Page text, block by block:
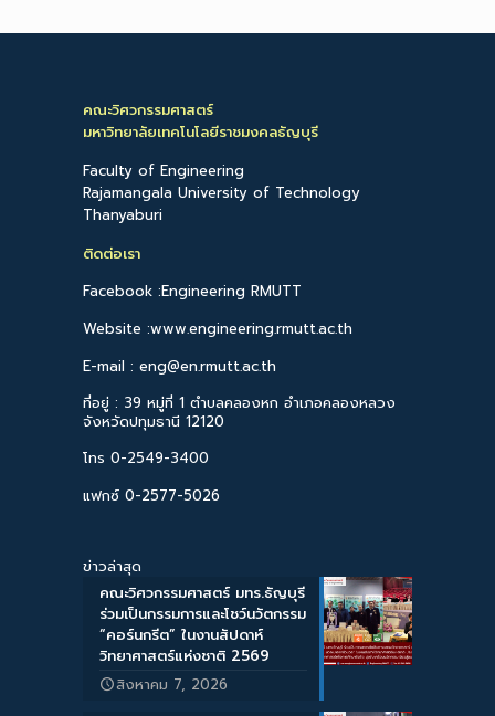
คณะวิศวกรรมศาสตร์
มหาวิทยาลัยเทคโนโลยีราชมงคลธัญบุรี
Faculty of Engineering
Rajamangala University of Technology
Thanyaburi
ติดต่อเรา
Facebook :Engineering RMUTT
Website :www.engineering.rmutt.ac.th
E-mail : eng@en.rmutt.ac.th
ที่อยู่ : 39 หมู่ที่ 1 ตำบลคลองหก อำเภอคลองหลวง
จังหวัดปทุมธานี 12120
โทร 0-2549-3400
แฟกซ์ 0-2577-5026
ข่าวล่าสุด
คณะวิศวกรรมศาสตร์ มทร.ธัญบุรี
ร่วมเป็นกรรมการและโชว์นวัตกรรม
“คอร์นกรีต” ในงานสัปดาห์
วิทยาศาสตร์แห่งชาติ 2569
สิงหาคม 7, 2026